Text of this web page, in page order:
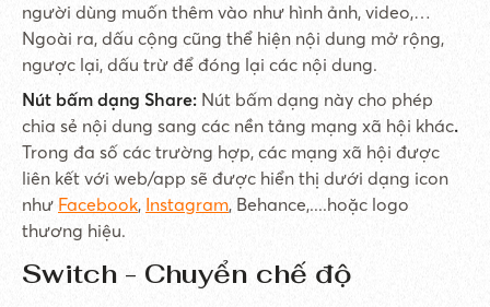
người dùng muốn thêm vào như hình ảnh, video,…
Ngoài ra, dấu cộng cũng thể hiện nội dung mở rộng,
ngược lại, dấu trừ để đóng lại các nội dung.
Nút bấm dạng Share: Nút bấm dạng này cho phép
chia sẻ nội dung sang các nền tảng mạng xã hội khác.
Trong đa số các trường hợp, các mạng xã hội được
liên kết với web/app sẽ được hiển thị dưới dạng icon
như Facebook, Instagram, Behance,....hoặc logo
thương hiệu.
Switch - Chuyển chế độ